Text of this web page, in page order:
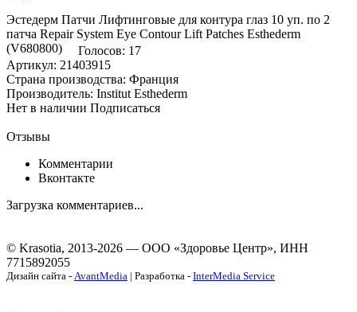
Эстедерм Патчи Лифтинговые для контура глаз 10 уп. по 2
патча Repair System Eye Contour Lift Patches Esthederm
(V680800)
Голосов: 17
Артикул: 21403915
Страна производства: Франция
Производитель: Institut Esthederm
Нет в наличии Подписаться
Отзывы
Комментарии
Вконтакте
Загрузка комментариев...
© Krasotia, 2013-2026 — ООО «Здоровье Центр», ИНН
7715892055
Дизайн сайта - AvantMedia | Разработка - InterMedia Service